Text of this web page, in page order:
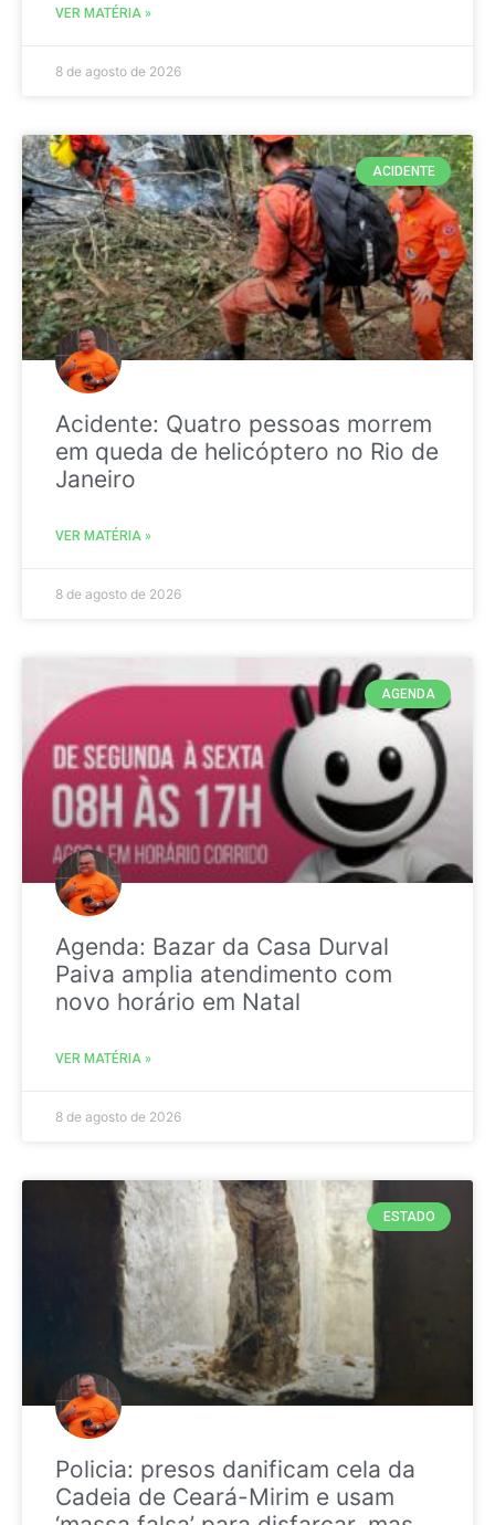
VER MATÉRIA »
8 de agosto de 2026
ACIDENTE
Acidente: Quatro pessoas morrem
em queda de helicóptero no Rio de
Janeiro
VER MATÉRIA »
8 de agosto de 2026
AGENDA
Agenda: Bazar da Casa Durval
Paiva amplia atendimento com
novo horário em Natal
VER MATÉRIA »
8 de agosto de 2026
ESTADO
Policia: presos danificam cela da
Cadeia de Ceará-Mirim e usam